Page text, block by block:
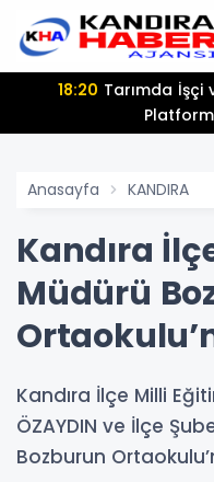
18:20
Anasayfa KANDIRA
Kandıra
Müdürü
Kandıra İlçe Milli
ÖZAYDIN ve İlçe
Bozburun